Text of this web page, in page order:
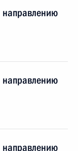
направлению
направлению
направлению